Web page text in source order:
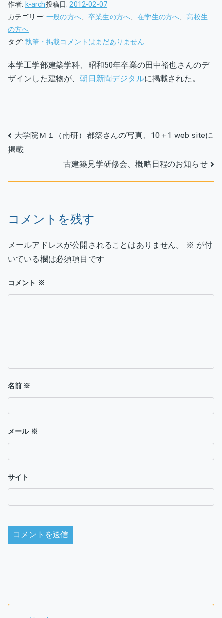
作者: k-arch投稿日:2012-02-07
カテゴリー:一般の方へ、卒業生の方へ、在学生の方へ、高校生
の方へ
タグ: 執筆・掲載「卵」
育
む
園、
中
也
学
S50
卒）
ザ
コメントはまだありません
本学工学部建築学科、昭和50年卒業の田中裕也さんのデ
ザインした建物が、朝日新聞デジタルに掲載された。
投
稿
ナ
ゲ
ー
シ
ョ
ン
大学院Ｍ１（南研）都築さんの写真、10＋1 web siteに
掲載
古建築見学研修会、概略日程のお知らせ
コメントを残す
メールアドレスが公開されることはありません。 ※ が付
いている欄は必須項目です
コメント ※
名前 ※
メール ※
サイト